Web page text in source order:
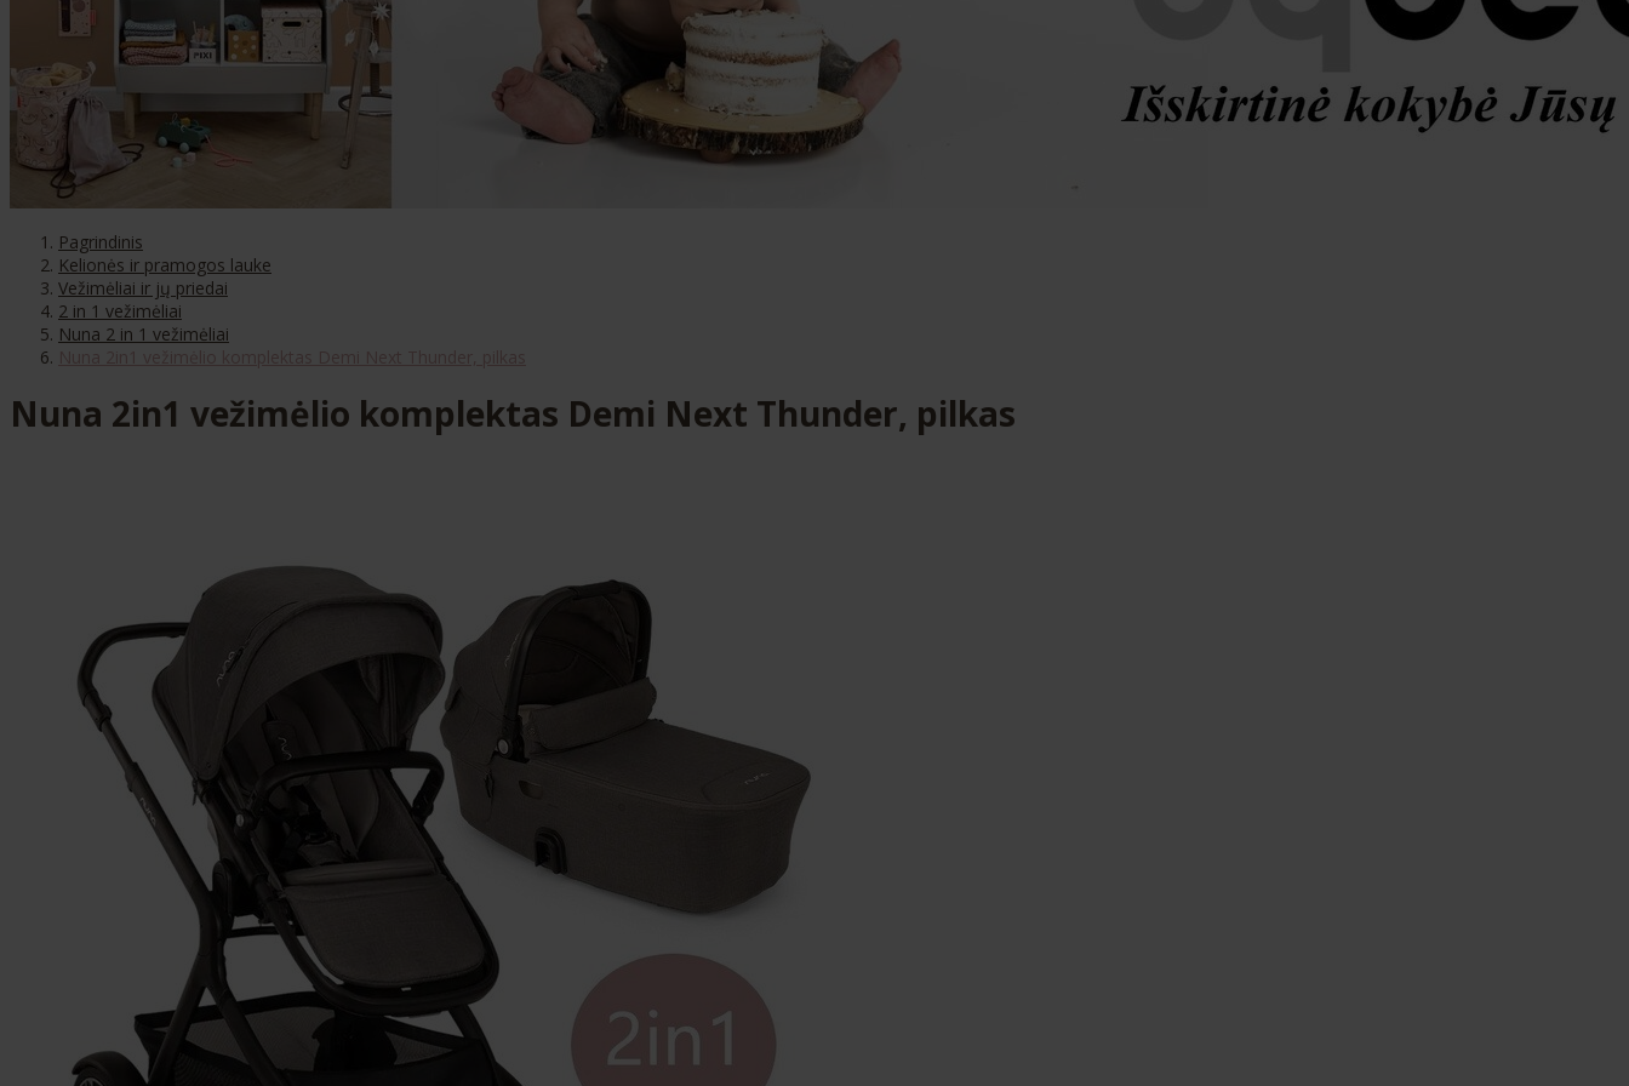
Pagrindinis
Kelionės ir pramogos lauke
Vežimėliai ir jų priedai
2 in 1 vežimėliai
Nuna 2 in 1 vežimėliai
Nuna 2in1 vežimėlio komplektas Demi Next Thunder, pilkas